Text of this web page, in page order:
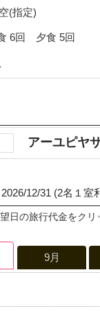
(指定)
6回 夕食 5回
アーユピヤ
12/31 (2名１室
日の旅行代金をクリ
9月